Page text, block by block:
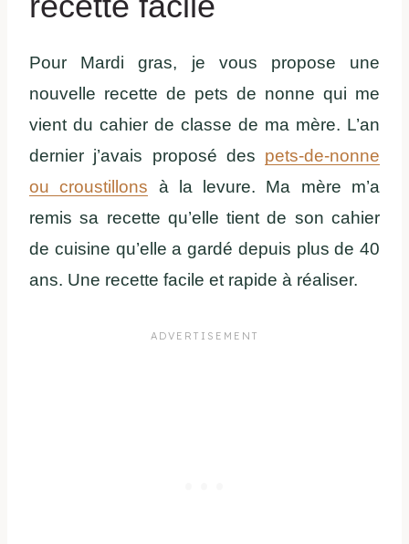
Pour Mardi gras, je vous propose une
nouvelle recette de pets de nonne qui me
vient du cahier de classe de ma mère. L’an
dernier j’avais proposé des pets-de-nonne
ou croustillons à la levure. Ma mère m’a
remis sa recette qu’elle tient de son cahier
de cuisine qu’elle a gardé depuis plus de 40
ans. Une recette facile et rapide à réaliser.